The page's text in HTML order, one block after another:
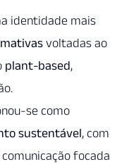
identidade mais
voltadas ao
plant-based,
se como
sustentável, com
focada